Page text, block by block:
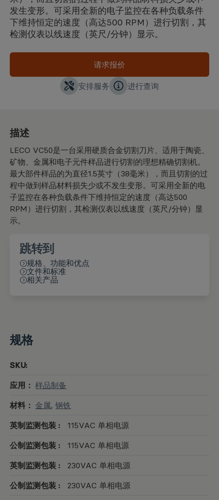
发生变形。可采用全新的电子监控在各种负载条件
下维持恒定的速度（高达500 RPM）进行切割，其
检测仪表以线速度（英尺/分钟）显示。
请求报价
安排服务 进行查询
描述
LECO VC50是一台采用硬质合金切割刀片、适用于陶瓷、
矿物、金属和电子元件样品进行切割的理想精确切割机。
最大部件样品的为直径1.5英寸（38毫米），而且切割的过
程中做到样品材料损失少或不发生变形。可采用全新的电
子监控在各种负载条件下维持恒定的速度（高达500
RPM）进行切割，其检测仪表以线速度（英尺/分钟）显
示。
跳转到
规格、功能和优点
文件和标准
相关产品
规格
SKU:
应用： 样品制备
材料： 金属,钢铁
英制监测包装 :115VAC 单相电源
公制监测包装 :115VAC 单相电源
英制监测包装 :230VAC 单相电源
公制监测包装 :230VAC 单相电源